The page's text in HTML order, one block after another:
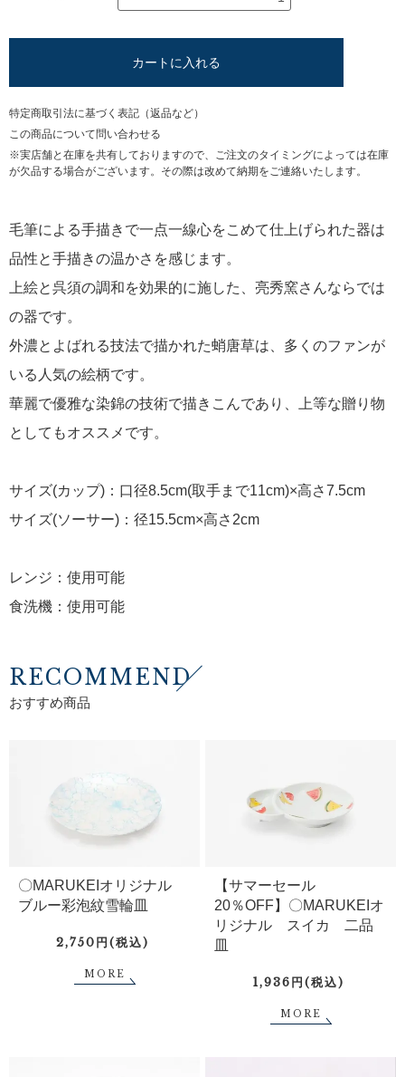
カートに入れる
特定商取引法に基づく表記（返品など）
この商品について問い合わせる
※実店舗と在庫を共有しておりますので、ご注文のタイミングによっては在庫
が欠品する場合がございます。その際は改めて納期をご連絡いたします。
毛筆による手描きで一点一線心をこめて仕上げられた器は
品性と手描きの温かさを感じます。
上絵と呉須の調和を効果的に施した、亮秀窯さんならでは
の器です。
外濃とよばれる技法で描かれた蛸唐草は、多くのファンが
いる人気の絵柄です。
華麗で優雅な染錦の技術で描きこんであり、上等な贈り物
としてもオススメです。
サイズ(カップ)：口径8.5cm(取手まで11cm)×高さ7.5cm
サイズ(ソーサー)：径15.5cm×高さ2cm
レンジ：使用可能
食洗機：使用可能
RECOMMEND
おすすめ商品
〇MARUKEIオリジナル
ブルー彩泡紋雪輪皿
2,750円(税込)
MORE
【サマーセール
20％OFF】〇MARUKEIオ
リジナル スイカ 二品
皿
1,936円(税込)
MORE